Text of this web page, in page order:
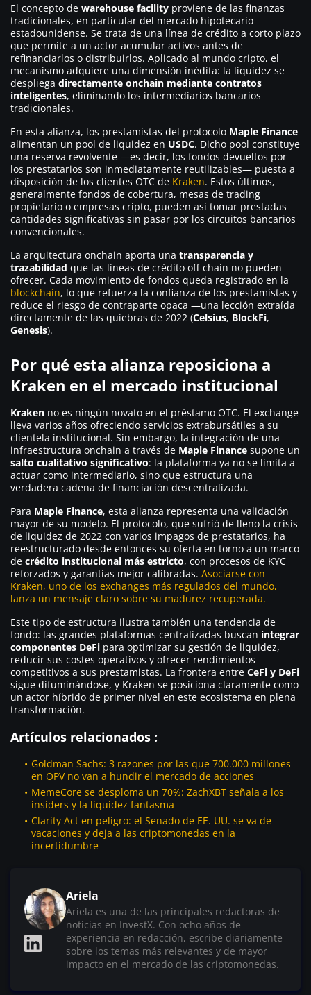
El concepto de warehouse facility proviene de las finanzas
tradicionales, en particular del mercado hipotecario
estadounidense. Se trata de una línea de crédito a corto plazo
que permite a un actor acumular activos antes de
refinanciarlos o distribuirlos. Aplicado al mundo cripto, el
mecanismo adquiere una dimensión inédita: la liquidez se
despliega directamente onchain mediante contratos
inteligentes, eliminando los intermediarios bancarios
tradicionales.
En esta alianza, los prestamistas del protocolo Maple Finance
alimentan un pool de liquidez en USDC. Dicho pool constituye
una reserva revolvente —es decir, los fondos devueltos por
los prestatarios son inmediatamente reutilizables— puesta a
disposición de los clientes OTC de Kraken. Estos últimos,
generalmente fondos de cobertura, mesas de trading
propietario o empresas cripto, pueden así tomar prestadas
cantidades significativas sin pasar por los circuitos bancarios
convencionales.
La arquitectura onchain aporta una transparencia y
trazabilidad que las líneas de crédito off-chain no pueden
ofrecer. Cada movimiento de fondos queda registrado en la
blockchain, lo que refuerza la confianza de los prestamistas y
reduce el riesgo de contraparte opaca —una lección extraída
directamente de las quiebras de 2022 (Celsius, BlockFi,
Genesis).
Por qué esta alianza reposiciona a
Kraken en el mercado institucional
Kraken no es ningún novato en el préstamo OTC. El exchange
lleva varios años ofreciendo servicios extrabursátiles a su
clientela institucional. Sin embargo, la integración de una
infraestructura onchain a través de Maple Finance supone un
salto cualitativo significativo: la plataforma ya no se limita a
actuar como intermediario, sino que estructura una
verdadera cadena de financiación descentralizada.
Para Maple Finance, esta alianza representa una validación
mayor de su modelo. El protocolo, que sufrió de lleno la crisis
de liquidez de 2022 con varios impagos de prestatarios, ha
reestructurado desde entonces su oferta en torno a un marco
de crédito institucional más estricto, con procesos de KYC
reforzados y garantías mejor calibradas. Asociarse con
Kraken, uno de los exchanges más regulados del mundo,
lanza un mensaje claro sobre su madurez recuperada.
Este tipo de estructura ilustra también una tendencia de
fondo: las grandes plataformas centralizadas buscan integrar
componentes DeFi para optimizar su gestión de liquidez,
reducir sus costes operativos y ofrecer rendimientos
competitivos a sus prestamistas. La frontera entre CeFi y DeFi
sigue difuminándose, y Kraken se posiciona claramente como
un actor híbrido de primer nivel en este ecosistema en plena
transformación.
Artículos relacionados :
Goldman Sachs: 3 razones por las que 700.000 millones
en OPV no van a hundir el mercado de acciones
MemeCore se desploma un 70%: ZachXBT señala a los
insiders y la liquidez fantasma
Clarity Act en peligro: el Senado de EE. UU. se va de
vacaciones y deja a las criptomonedas en la
incertidumbre
Ariela
Ariela es una de las principales redactoras de
noticias en InvestX. Con ocho años de
experiencia en redacción, escribe diariamente
sobre los temas más relevantes y de mayor
impacto en el mercado de las criptomonedas.